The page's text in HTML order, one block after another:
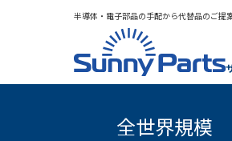
半導体・電子部品の手配から代替品のご提
全世界規模